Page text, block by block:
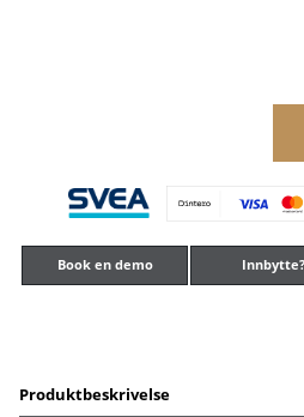
Book en demo Innbytte?
Produktbeskrivelse